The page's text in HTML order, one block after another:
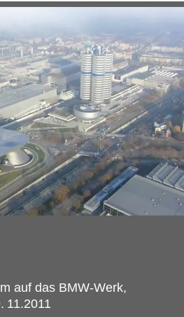
auf das BMW-Werk,
11.2011